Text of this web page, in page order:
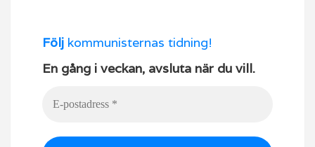
Följ kommunisternas tidning!
En gång i veckan, avsluta när du vill.